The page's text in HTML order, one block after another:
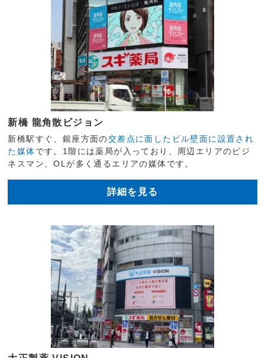
新橋 龍角散ビジョン
新橋駅すぐ、銀座方面の交差点に面したビル壁面に設置され
た媒体です。1階には薬局が入っており、周辺エリアのビジ
ネスマン、OLが多く通るエリアの媒体です。
詳細を見る